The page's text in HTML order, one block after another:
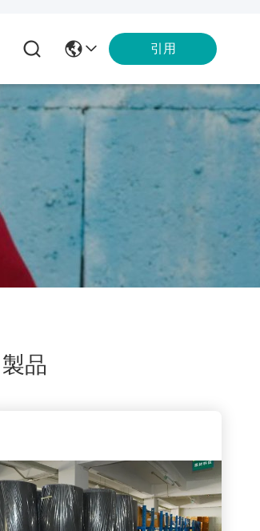
引用
製品